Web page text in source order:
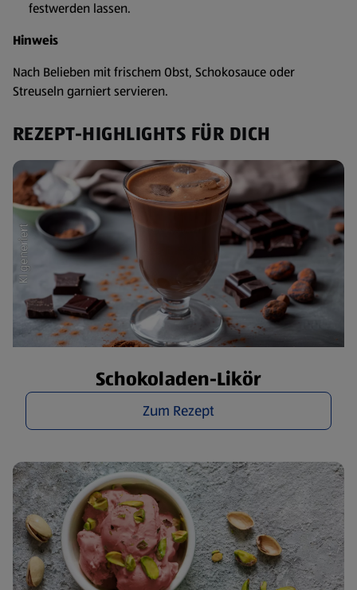
festwerden lassen.
Hinweis
Nach Belieben mit frischem Obst, Schokosauce oder
Streuseln garniert servieren.
REZEPT-HIGHLIGHTS FÜR DICH
Schokoladen-Likör
Zum Rezept